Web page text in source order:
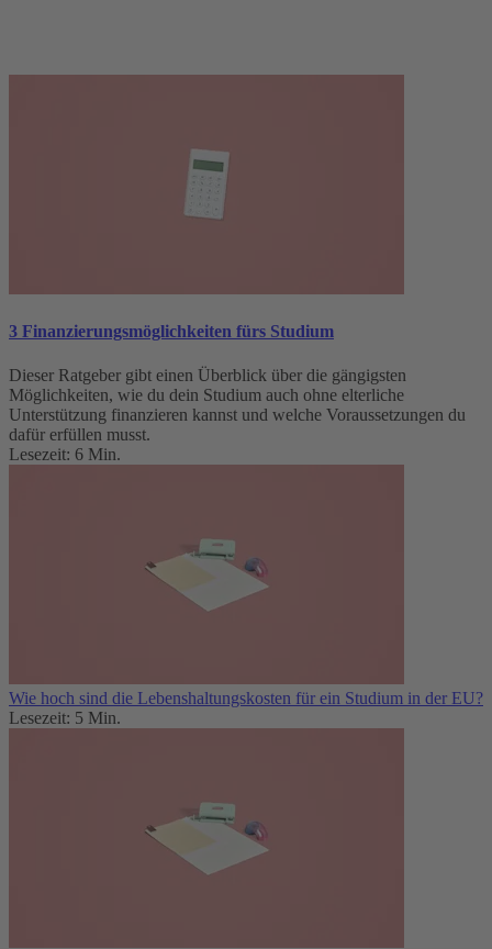
3 Finanzierungsmöglichkeiten fürs Studium
Dieser Ratgeber gibt einen Überblick über die gängigsten
Möglichkeiten, wie du dein Studium auch ohne elterliche
Unterstützung finanzieren kannst und welche Voraussetzungen du
dafür erfüllen musst.
Lesezeit: 6 Min.
Wie hoch sind die Lebenshaltungskosten für ein Studium in der EU?
Lesezeit: 5 Min.